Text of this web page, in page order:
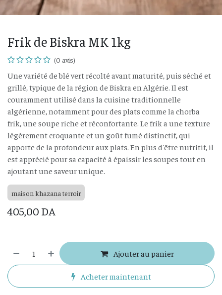
Frik de Biskra MK 1kg
(0 avis)
Une variété de blé vert récolté avant maturité, puis séché et
grillé, typique de la région de Biskra en Algérie. Il est
couramment utilisé dans la cuisine traditionnelle
algérienne, notamment pour des plats comme la chorba
frik, une soupe riche et réconfortante. Le frik a une texture
légèrement croquante et un goût fumé distinctif, qui
apporte de la profondeur aux plats. En plus d'être nutritif, il
est apprécié pour sa capacité à épaissir les soupes tout en
ajoutant une saveur unique.
maison khazana terroir
405,00 DA
Ajouter au panier
Acheter maintenant